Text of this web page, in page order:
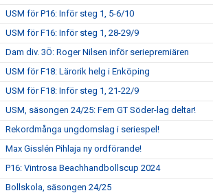
USM för P16: Inför steg 1, 5-6/10
USM för F16: Inför steg 1, 28-29/9
Dam div. 3Ö: Roger Nilsen inför seriepremiären
USM för F18: Lärorik helg i Enköping
USM för F18: Inför steg 1, 21-22/9
USM, säsongen 24/25: Fem GT Söder-lag deltar!
Rekordmånga ungdomslag i seriespel!
Max Gisslén Pihlaja ny ordförande!
P16: Vintrosa Beachhandbollscup 2024
Bollskola, säsongen 24/25